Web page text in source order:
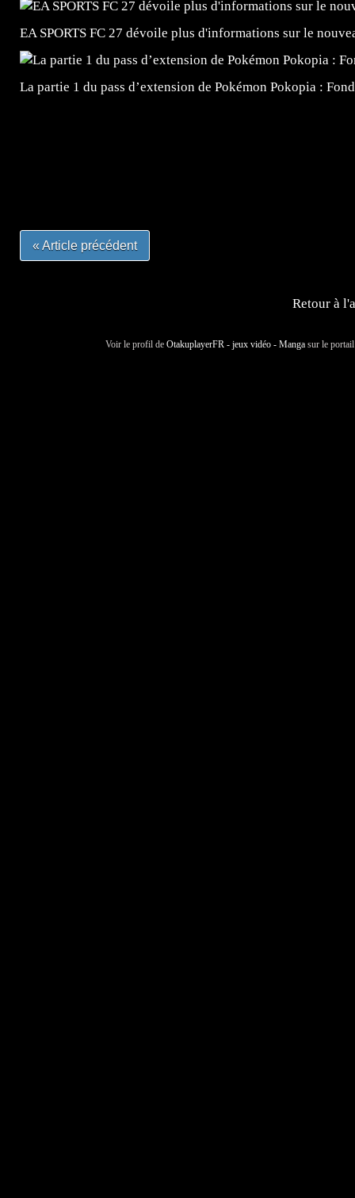
EA SPORTS FC 27 dévoile plus d'informations sur le
La partie 1 du pass d’extension de Pokémon Pokopia :
« Article précédent
Retour à
Voir le profil de OtakuplayerFR - jeux vidéo - Manga sur le